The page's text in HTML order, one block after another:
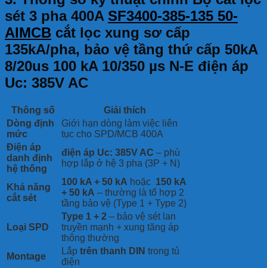
sét 3 pha 400A SF3400-385-135 50-
AIMCB cắt lọc xung sơ cấp
135kA/pha, bảo vệ tầng thứ cấp 50kA
8/20us 100 kA 10/350 µs N-E điện áp
Uc: 385V AC
Thông số
Giải thích
Dòng định
mức
Giới hạn dòng làm việc liên
tục cho SPD/MCB 400A
Điện áp
danh định
hệ thống
điện áp Uc: 385V AC – phù
hợp lắp ở hệ 3 pha (3P + N)
Khả năng
cắt sét
100 kA + 50 kA hoặc 150 kA
+ 50 kA – thường là tổ hợp 2
tầng bảo vệ (Type 1 + Type 2)
Loại SPD
Type 1 + 2 – bảo vệ sét lan
truyền mạnh + xung tăng áp
thông thường
Montage
Lắp trên thanh DIN trong tủ
điện